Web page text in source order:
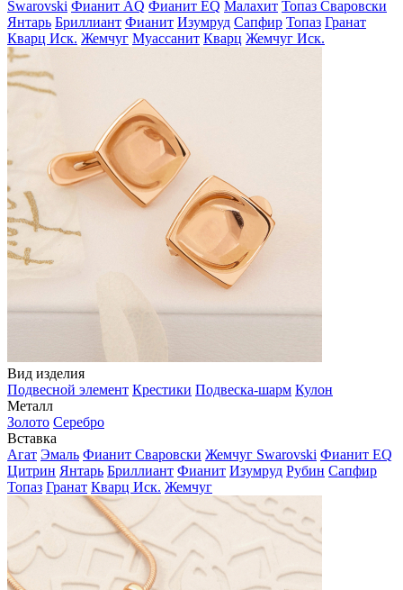
Swarovski Фианит AQ Фианит EQ Малахит Топаз Сваровски
Янтарь Бриллиант Фианит Изумруд Сапфир Топаз Гранат
Кварц Иск. Жемчуг Муассанит Кварц Жемчуг Иск.
Вид изделия
Подвесной элемент Крестики Подвеска-шарм Кулон
Металл
Золото Серебро
Вставка
Агат Эмаль Фианит Сваровски Жемчуг Swarovski Фианит EQ
Цитрин Янтарь Бриллиант Фианит Изумруд Рубин Сапфир
Топаз Гранат Кварц Иск. Жемчуг